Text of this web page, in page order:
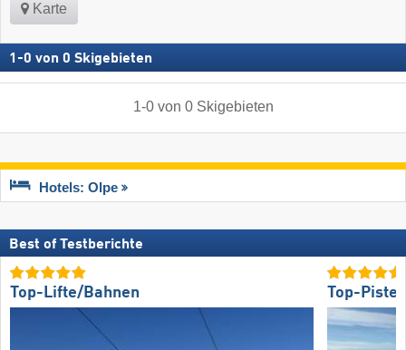
Karte
1 -0 von 0 Skigebieten
1-0von 0 Skigebieten
Hotels: Olpe
Best of Testberichte
Top-Lifte/Bahnen Top-